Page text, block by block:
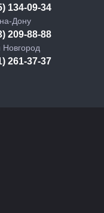
134-09-34
Дону
209-88-88
261-37-37